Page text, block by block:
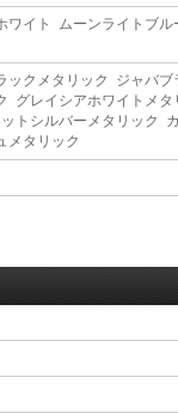
ワイト ムーンライトブル
ックメタリック ジャバブ
グレイシアホワイトメタ
トシルバーメタリック
メタリック